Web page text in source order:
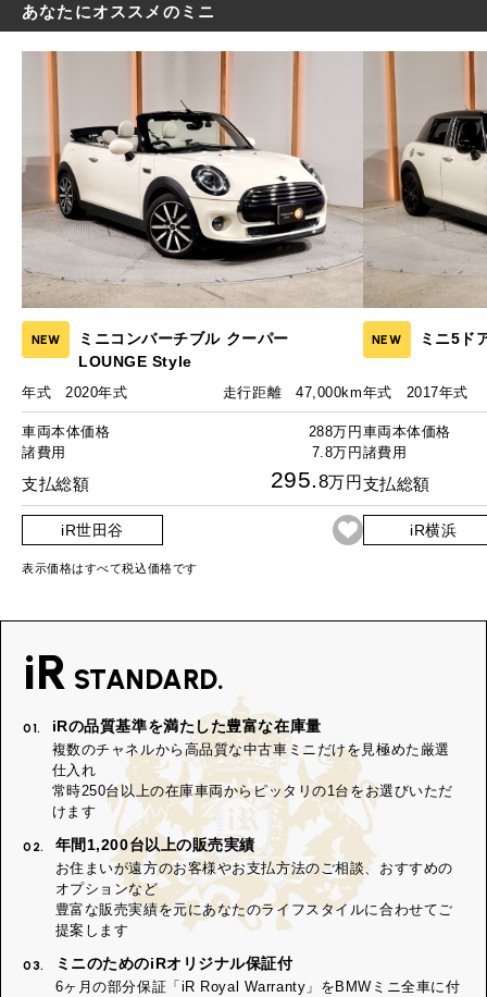
あなたにオススメのミニ
NEW
ミニコンバーチブル クーパー
LOUNGE Style
年式 2020年式 走行距離 47,000km
車両本体価格
288万円
諸費用
7.8万円
支払総額 295.8万円
iR世田谷
NEW ミニ5ド
年式 2017年式
車両本体価格
諸費用
支払総額
iR横浜
表示価格はすべて税込価格です
iR STANDARD.
01. iRの品質基準を満たした豊富な在庫量
複数のチャネルから高品質な中古車ミニだけを見極めた厳選
仕入れ
常時250台以上の在庫車両からピッタリの1台をお選びいただ
けます
02. 年間1,200台以上の販売実績
お住まいが遠方のお客様やお支払方法のご相談、おすすめの
オプションなど
豊富な販売実績を元にあなたのライフスタイルに合わせてご
提案します
03. ミニのためのiRオリジナル保証付
6ヶ月の部分保証「iR Royal Warranty」をBMWミニ全車に付